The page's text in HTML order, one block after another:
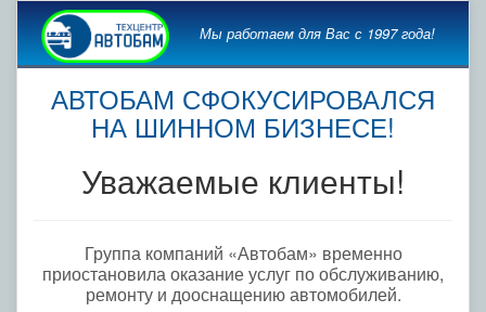
Мы работаем для Вас с 1997 года!
АВТОБАМ СФОКУСИРОВАЛСЯ
НА ШИННОМ БИЗНЕСЕ!
Уважаемые клиенты!
Группа компаний «Автобам» временно
приостановила оказание услуг по обслуживанию,
ремонту и дооснащению автомобилей.